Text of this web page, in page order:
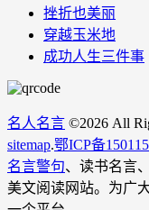
挫折也美丽
穿越玉米地
成功人生三件事
名人名言 ©2026 All
sitemap.鄂ICP备
名言警句、读书名言
美文阅读网站。为广